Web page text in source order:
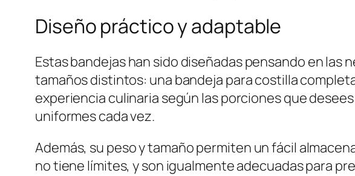
Diseño práctico y adaptable
Estas bandejas han sido diseñadas pensando en las
tamaños distintos: una bandeja para costilla
experiencia culinaria según las porciones que
uniformes cada vez.
Además, su peso y tamaño permiten un fácil
no tiene límites, y son igualmente adecuadas para